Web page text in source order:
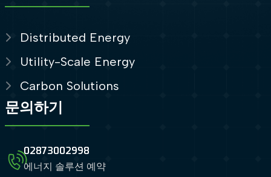
Distributed Energy
Utility-Scale Energy
Carbon Solutions
문의하기
02873002998
에너지 솔루션 예약